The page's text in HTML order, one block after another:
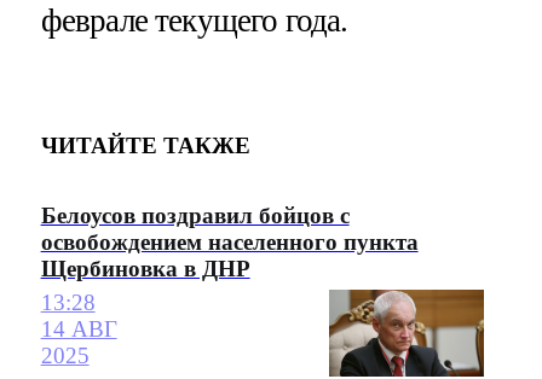
феврале текущего года.
ЧИТАЙТЕ ТАКЖЕ
Белоусов поздравил бойцов с
освобождением населенного пункта
Щербиновка в ДНР
13:28
14 АВГ
2025